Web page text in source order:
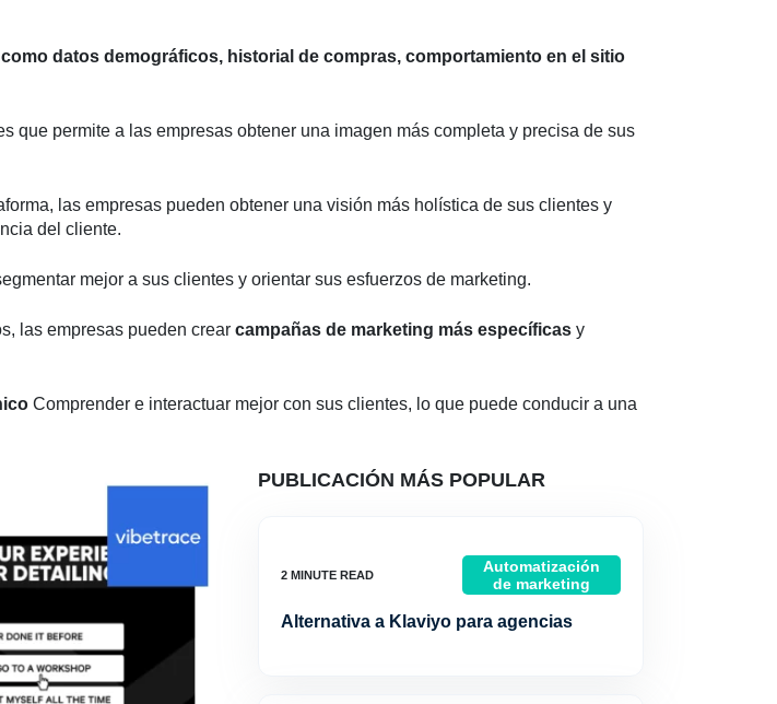
datos demográficos, historial de compras, comportamiento en el sitio
permite a las empresas obtener una imagen más completa y precisa de sus
las empresas pueden obtener una visión más holística de sus clientes y
del cliente.
mejor a sus clientes y orientar sus esfuerzos de marketing.
las empresas pueden crear campañas de marketing más específicas y
Comprender e interactuar mejor con sus clientes, lo que puede conducir a una
PUBLICACIÓN MÁS POPULAR
Automatización
de marketing
Alternativa a Klaviyo para agencias